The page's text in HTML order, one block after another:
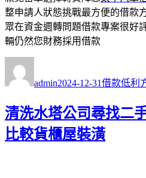
整申請人狀態挑戰最方便的借款
眾在資金週轉問題借款專案很好
輛仍然您財務採用借款
者
admin佈
期:
2024-12-31 類
借款低利
清洗水塔公司尋找二
比較貨櫃屋裝潢